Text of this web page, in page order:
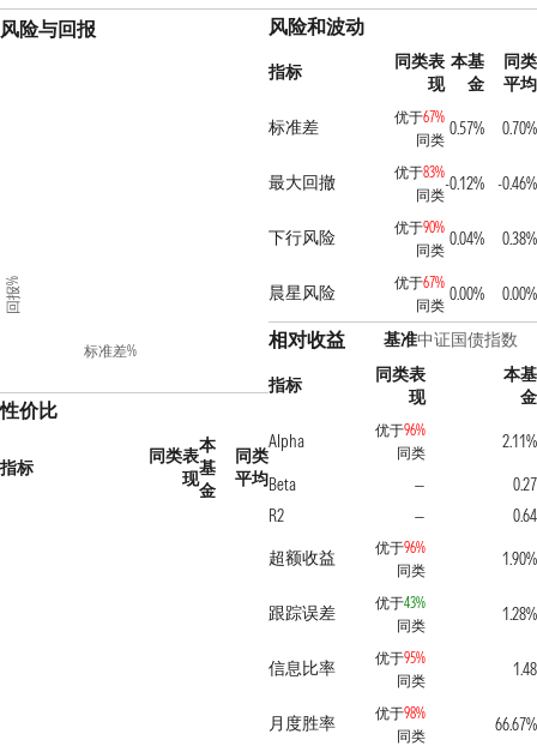
风险与回报
标准差%
回报%
性价比
指标
同类表
现
本
基
金
同类
平均
风险和波动
指标
同类表
现
本基
金
同类
平均
标准差
优于67%
同类
0.57% 0.70%
最大回撤 优于83%
同类
-0.12% -0.46%
下行风险 优于90%
同类
0.04% 0.38%
晨星风险 优于67%
同类
0.00% 0.00%
相对收益 基准中证国债指数
指标
同类表
现
本基
金
Alpha
优于96%
同类
2.11%
Beta
—
0.27
R2
—
0.64
超额收益
优于96%
同类
1.90%
跟踪误差 优于43%
同类
1.28%
信息比率 优于95%
同类
1.48
月度胜率 优于98%
同类
66.67%